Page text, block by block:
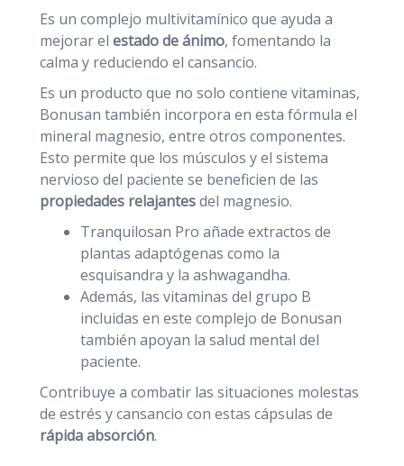
Es un complejo multivitamínico que ayuda a
mejorar el estado de ánimo, fomentando la
calma y reduciendo el cansancio.
Es un producto que no solo contiene vitaminas,
Bonusan también incorpora en esta fórmula el
mineral magnesio, entre otros componentes.
Esto permite que los músculos y el sistema
nervioso del paciente se beneficien de las
propiedades relajantesdel magnesio.
Tranquilosan Pro añade extractos de
plantas adaptógenas como la
esquisandra y la ashwagandha.
Además, las vitaminas del grupo B
incluidas en este complejo de Bonusan
también apoyan la salud mental del
paciente.
Contribuye a combatir las situaciones molestas
de estrés y cansancio con estas cápsulas de
rápida absorción.